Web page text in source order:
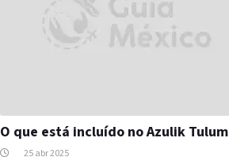
O que está incluído no Azulik Tulum
25 abr 2025